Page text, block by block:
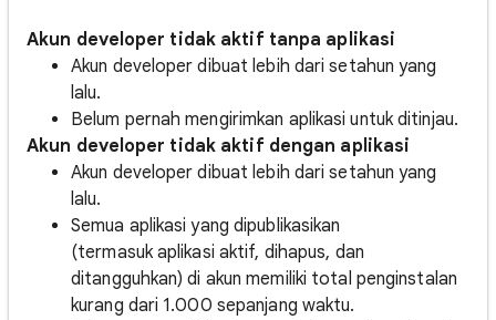
Akun developer tidak aktif tanpa aplikasi
Akun developer dibuat lebih dari setahun yang
lalu.
Belum pernah mengirimkan aplikasi untuk ditinjau.
Akun developer tidak aktif dengan aplikasi
Akun developer dibuat lebih dari setahun yang
lalu.
Semua aplikasi yang dipublikasikan
(termasuk aplikasi aktif, dihapus, dan
ditangguhkan) di akun memiliki total penginstalan
kurang dari 1.000 sepanjang waktu.